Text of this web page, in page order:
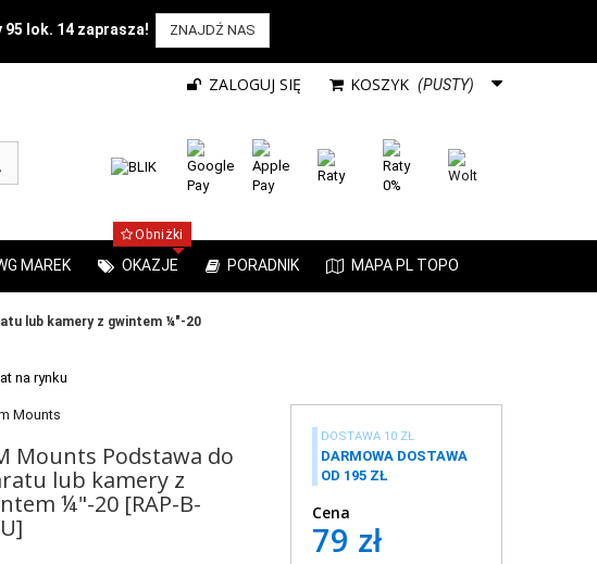
95 lok. 14 zaprasza! ZNAJDŹ NAS
KOSZYK (PUSTY)
ZALOGUJ SIĘ
MAREK OKAZJE
Obniżki
PORADNIK MAPA PL TOPO
lub kamery z gwintem ¼"-20
Mounts Podstawa do
lub kamery z
¼"-20 [RAP-B-
DOSTAWA 10 ZŁ
DARMOWA DOSTAWA
OD 195 ZŁ
Cena
79 zł